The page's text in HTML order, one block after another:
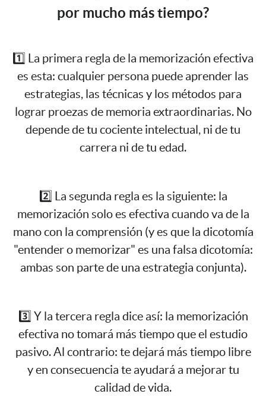
por mucho más tiempo?
1️⃣ La primera regla de la memorización efectiva
es esta: cualquier persona puede aprender las
estrategias, las técnicas y los métodos para
lograr proezas de memoria extraordinarias. No
depende de tu cociente intelectual, ni de tu
carrera ni de tu edad.
2️⃣ La segunda regla es la siguiente: la
memorización solo es efectiva cuando va de la
mano con la comprensión (y es que la dicotomía
"entender o memorizar" es una falsa dicotomía:
ambas son parte de una estrategia conjunta).
3️⃣ Y la tercera regla dice así: la memorización
efectiva no tomará más tiempo que el estudio
pasivo. Al contrario: te dejará más tiempo libre
y en consecuencia te ayudará a mejorar tu
calidad de vida.